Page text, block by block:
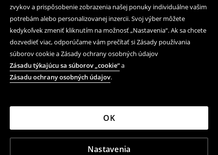
zvykov a prispôsobenie zobrazenia našej ponuky individuálne vašim
potrebám alebo personalizovanej inzercii. Svoj výber môžete
kedykoľvek zmeniť kliknutím na možnosť „Nastavenia“. Ak sa chcete
dozvedieť viac, odporúčame vám prečítať si Zásady používania
súborov cookie a Zásady ochrany osobných údajov
Zásadu týkajúcu sa súborov „cookie“a
Zásadu ochrany osobných údajov.
Nastavenia
OK